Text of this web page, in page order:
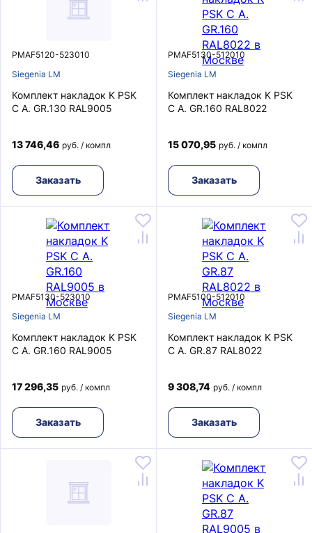
PMAF5120-523010
Siegenia LM
Комплект накладок K PSK
C A. GR.130 RAL9005
13 746,46 руб. / компл
Заказать
PMAF5130-512010
Siegenia LM
Комплект накладок K PSK
C A. GR.160 RAL8022
15 070,95 руб. / компл
Заказать
PMAF5130-523010
Siegenia LM
Комплект накладок K PSK
C A. GR.160 RAL9005
17 296,35 руб. / компл
Заказать
PMAF5100-512010
Siegenia LM
Комплект накладок K PSK
C A. GR.87 RAL8022
9 308,74 руб. / компл
Заказать